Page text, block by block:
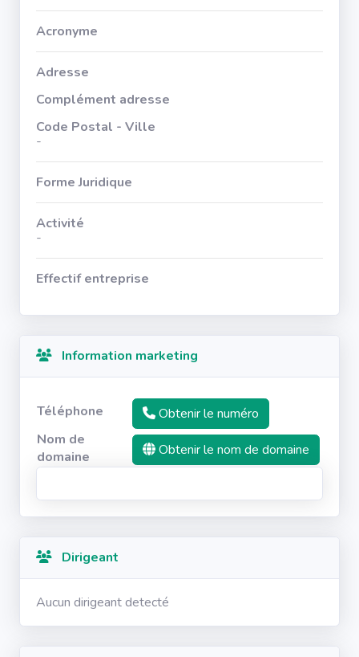
Acronyme
Adresse
Complément adresse
Code Postal - Ville
-
Forme Juridique
Activité
-
Effectif entreprise
Information marketing
Téléphone
Obtenir le numéro
Nom de
domaine
Obtenir le nom de domaine
Dirigeant
Aucun dirigeant detecté